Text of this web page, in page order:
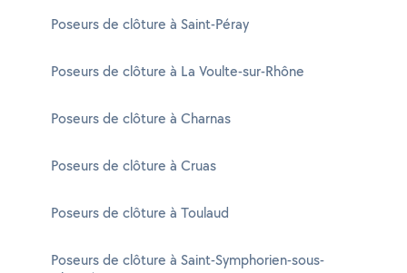
Poseurs de clôture à Saint-Péray
Poseurs de clôture à La Voulte-sur-Rhône
Poseurs de clôture à Charnas
Poseurs de clôture à Cruas
Poseurs de clôture à Toulaud
Poseurs de clôture à Saint-Symphorien-sous-